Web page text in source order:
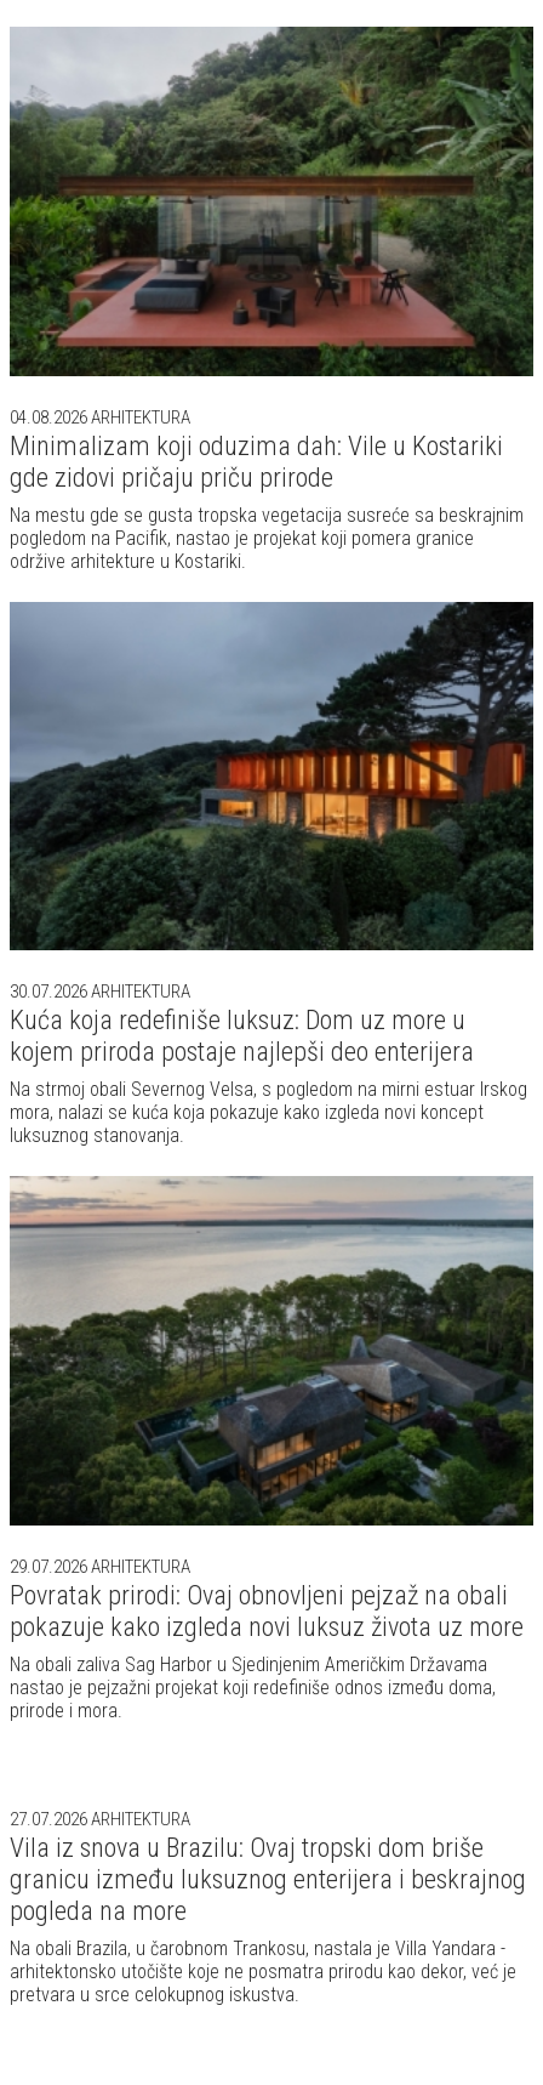
04.08.2026ARHITEKTURA
Minimalizam koji oduzima dah: Vile u Kostariki
gde zidovi pričaju priču prirode
Na mestu gde se gusta tropska vegetacija susreće sa beskrajnim
pogledom na Pacifik, nastao je projekat koji pomera granice
održive arhitekture u Kostariki.
30.07.2026ARHITEKTURA
Kuća koja redefiniše luksuz: Dom uz more u
kojem priroda postaje najlepši deo enterijera
Na strmoj obali Severnog Velsa, s pogledom na mirni estuar Irskog
mora, nalazi se kuća koja pokazuje kako izgleda novi koncept
luksuznog stanovanja.
29.07.2026ARHITEKTURA
Povratak prirodi: Ovaj obnovljeni pejzaž na obali
pokazuje kako izgleda novi luksuz života uz more
Na obali zaliva Sag Harbor u Sjedinjenim Američkim Državama
nastao je pejzažni projekat koji redefiniše odnos između doma,
prirode i mora.
27.07.2026ARHITEKTURA
Vila iz snova u Brazilu: Ovaj tropski dom briše
granicu između luksuznog enterijera i beskrajnog
pogleda na more
Na obali Brazila, u čarobnom Trankosu, nastala je Villa Yandara -
arhitektonsko utočište koje ne posmatra prirodu kao dekor, već je
pretvara u srce celokupnog iskustva.